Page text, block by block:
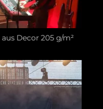
Decor 205 g/m²